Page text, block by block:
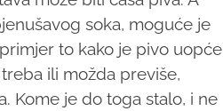
soka, moguće je
to kako je pivo uopće
ili možda previše,
Kome je do toga stalo, i ne